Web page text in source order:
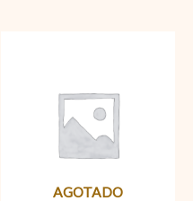
AGOTADO